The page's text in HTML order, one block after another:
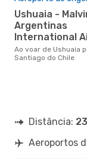
Ushuaia - Malvinas
Argentinas
International
Ao voar de Ushuaia para
Santiago do Chile
Distância:
Aeroportos